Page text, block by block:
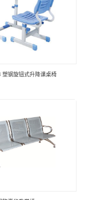
塑钢旋钮式升降课桌椅